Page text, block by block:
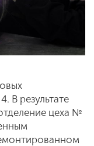
В результате
цеха №